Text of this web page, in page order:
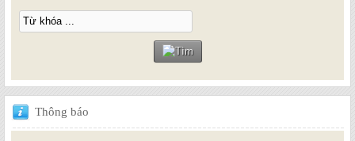
Thông báo